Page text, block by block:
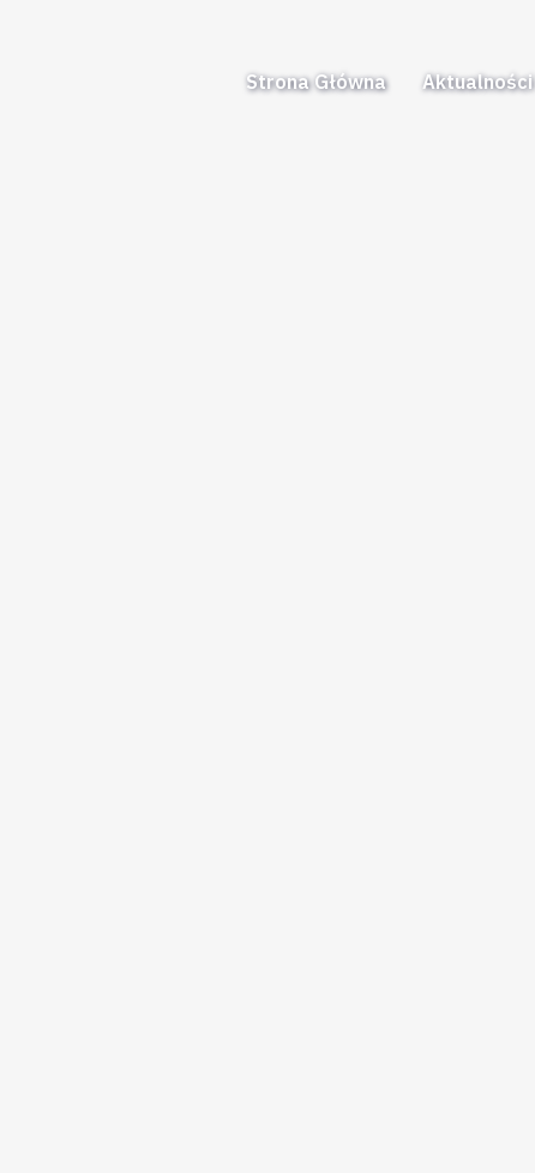
Strona Główna Aktualności